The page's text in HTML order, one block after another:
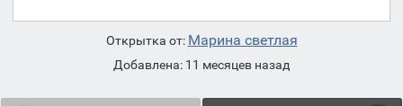
Открытка от: Марина светлая
Добавлена: 11 месяцев назад